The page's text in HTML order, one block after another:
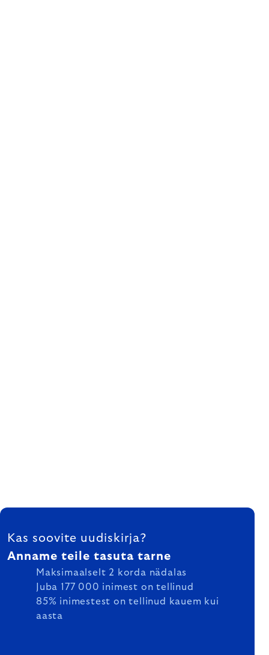
FOOTER
Kas soovite uudiskirja?
Anname teile tasuta tarne
Maksimaalselt 2 korda nädalas
Juba 177 000 inimest on tellinud
85% inimestest on tellinud kauem kui
aasta